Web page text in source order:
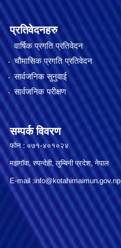
प्रतिवेदनहरु
वार्षिक प्रगति प्रतिवेदन
चौमासिक प्रगति प्रतिवेदन
सार्वजनिक सुनुवाई
सार्वजनिक परीक्षण
सम्पर्क विवरण
फोन : ०७१-४०१०२४
मझगॉवा, रुपन्देही, लुम्बिनी प्रदेश, नेपाल
E-mail :info@kotahimaimun.gov.np